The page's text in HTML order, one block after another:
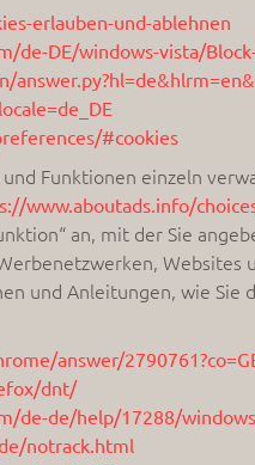
erlauben-und-ablehnen
de-DE/windows-vista/
#cookies
Funktionen einzeln
www.aboutads.info/
an, mit der Sie
Websites
und Anleitungen, wie Sie
answer/
dnt/
de-de/help/17288/
notrack.html